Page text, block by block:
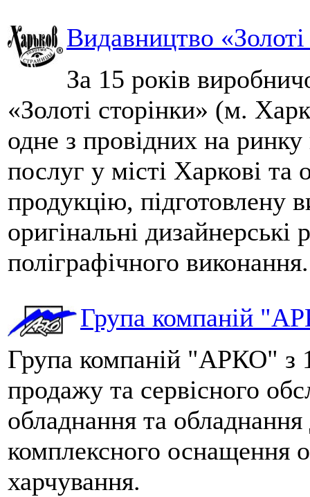
Видавництво «Золоті
За 15 років
«Золоті сторінки» (м.
одне з провідних на
послуг у місті Харкові та
продукцію, підготовлену
оригінальні дизайнерські
поліграфічного виконання.
Група компаній
Група компаній "АРКО" з
продажу та сервісного
обладнання та
комплексного оснащення
харчування.